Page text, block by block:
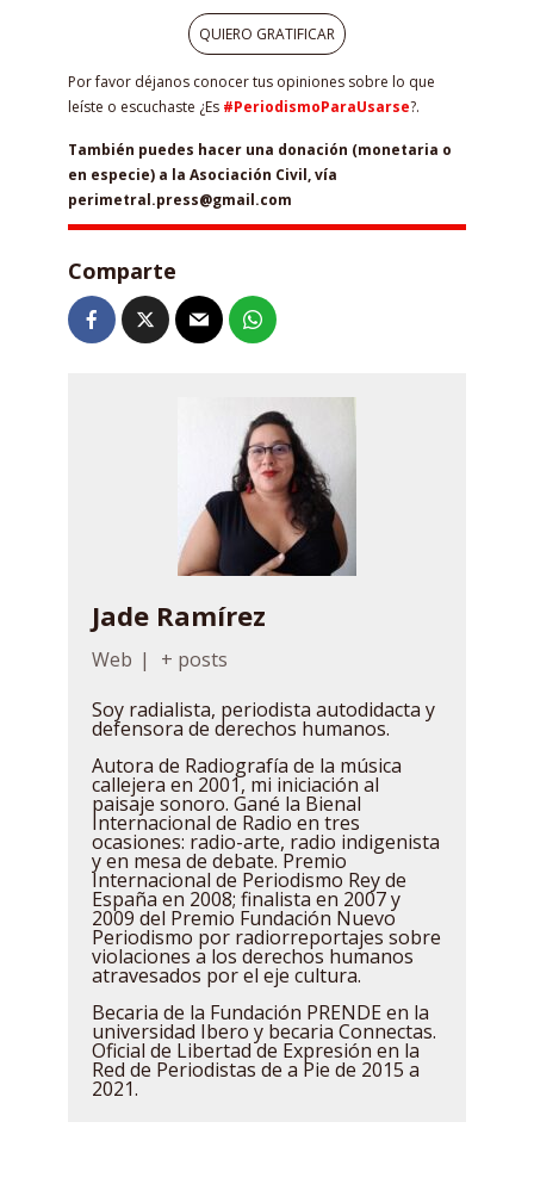
QUIERO GRATIFICAR
Por favor déjanos conocer tus opiniones sobre lo que
leíste o escuchaste ¿Es #PeriodismoParaUsarse?.
También puedes hacer una donación (monetaria o
en especie) a la Asociación Civil, vía
perimetral.press@gmail.com
Comparte
Jade Ramírez
Web |
+ posts
Soy radialista, periodista autodidacta y
defensora de derechos humanos.
Autora de Radiografía de la música
callejera en 2001, mi iniciación al
paisaje sonoro. Gané la Bienal
Internacional de Radio en tres
ocasiones: radio-arte, radio indigenista
y en mesa de debate. Premio
Internacional de Periodismo Rey de
España en 2008; finalista en 2007 y
2009 del Premio Fundación Nuevo
Periodismo por radiorreportajes sobre
violaciones a los derechos humanos
atravesados por el eje cultura.
Becaria de la Fundación PRENDE en la
universidad Ibero y becaria Connectas.
Oficial de Libertad de Expresión en la
Red de Periodistas de a Pie de 2015 a
2021.